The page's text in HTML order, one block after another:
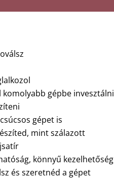
gépbe invesztálni
gépet is
mint szálazott
könnyű kezelhetőség
és szeretnéd a gépet